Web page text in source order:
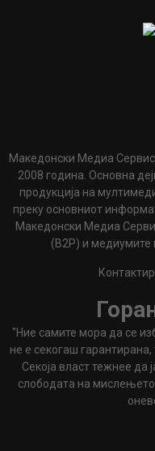
Македонски Медиа
2008 година. Основна
продукција на
преку основниот
Македонски Медиа
(B2P) и медиумите
"Ние самите мора да се
не е секогаш
Секоја власт тежнее да
слободата на